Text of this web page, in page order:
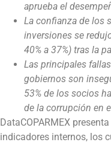
aprueba el
La confianza de los
inversiones se
40% a 37%) tras la
Las principales
gobiernos son
53% de los socios
de la corrupción en
DataCOPARMEX
indicadores internos, los